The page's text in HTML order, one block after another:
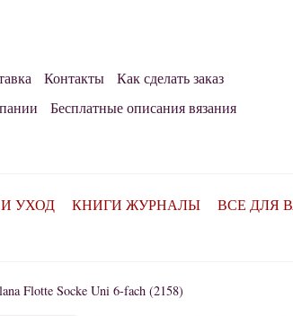
Контакты
Как сделать заказ
Бесплатные описания вязания
УХОД КНИГИ ЖУРНАЛЫ ВСЕ ДЛЯ
Flotte Socke Uni 6-fach (2158)